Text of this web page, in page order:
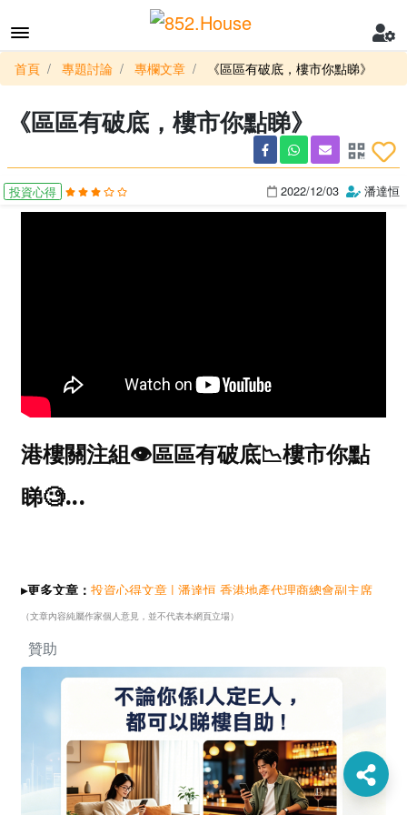
首頁 專題討論 專欄文章 《區區有破底，樓市你點睇》
《區區有破底，樓市你點睇》
投資心得 2022/12/03 潘達恒
港樓關注組👁️區區有破底📉樓市你點
睇🧐
▸更多文章： 投資心得文章 | 潘達恒 香港地產代理商總會副主席
（文章內容純屬作家個人意見，並不代表本網頁立場）
贊助